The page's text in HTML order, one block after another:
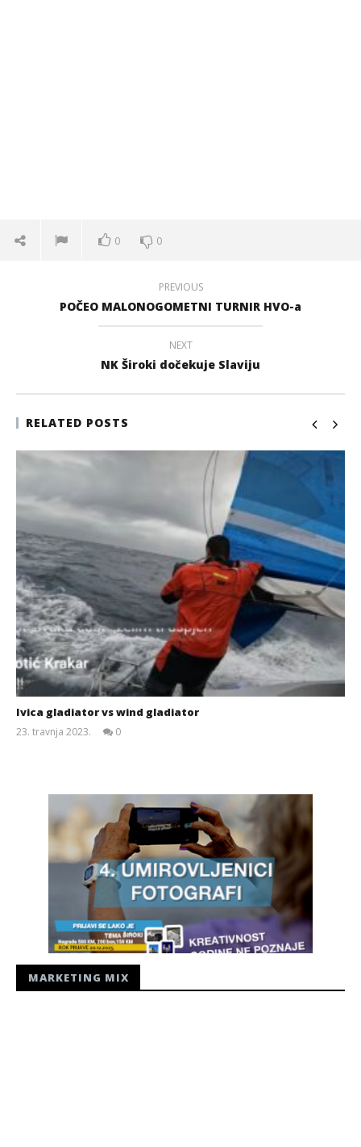
0 0
PREVIOUS
POČEO MALONOGOMETNI TURNIR HVO-a
NEXT
NK Široki dočekuje Slaviju
RELATED POSTS
Ivica gladiator vs wind gladiator
23. travnja 2023.
0
MARKETING MIX